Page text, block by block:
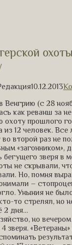
10.12.2013
Венгрию (с 28
как реванш за
охоту прошлого
из 12 человек. Все
второй раз не
«загонником»,
бегущего зверя в
не скрывали,
Но, помня
–
Уныния не
то стрелял, но
2 дня…
но
зверя.